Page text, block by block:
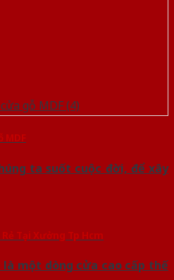
MDF
ta suốt cuộc đời, để xây
Tại Xưởng Tp Hcm
một dòng cửa cao cấp thế